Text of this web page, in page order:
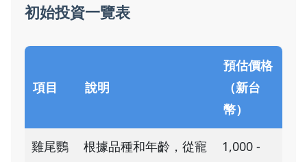
初始投資一覽表
項目 說明
預估價格
（新台
幣）
雞尾鸚
根據品種和年齡，從寵
1,000 -